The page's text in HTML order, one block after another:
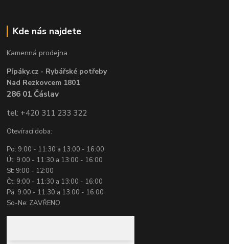
Kde nás najdete
Kamenná prodejna
Pípáky.cz - Rybářské potřeby
Nad Rezkovcem 1801
286 01 Čáslav
tel: +420 311 233 322
Otevírací doba:
Po: 9:00 - 11:30 a 13:00 - 16:00
Út: 9:00 - 11:30 a 13:00 - 16:00
St: 9:00 - 12:00
Čt: 9:00 - 11:30 a 13:00 - 16:00
Pá: 9:00 - 11:30 a 13:00 - 16:00
So-Ne: ZAVŘENO